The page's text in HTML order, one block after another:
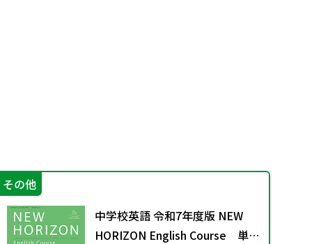
その他
中学校英語 令和7年度版 NEW
HORIZON English Course 単